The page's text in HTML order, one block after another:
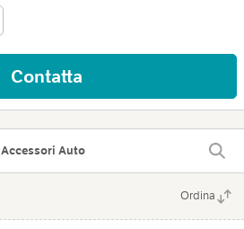
Contatta
Accessori Auto
Ordina